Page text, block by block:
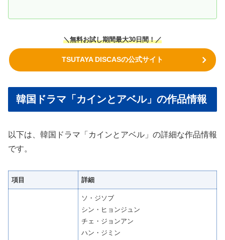
＼無料お試し期間最大30日間！／
TSUTAYA DISCASの公式サイト
韓国ドラマ「カインとアベル」の作品情報
以下は、韓国ドラマ「カインとアベル」の詳細な作品情報
です。
項目 詳細
ソ・ジソブ
シン・ヒョンジュン
チェ・ジョンアン
ハン・ジミン